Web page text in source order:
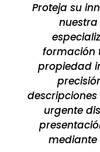
Proteja su
formación
propiedad
urgente
mediante